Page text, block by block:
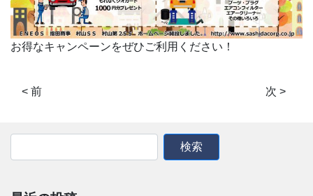
お得なキャンペーンをぜひご利用ください！
< 前 次 >